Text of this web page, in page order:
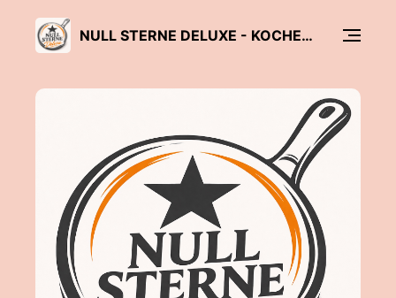
NULL STERNE DELUXE - KOCHEN, ABER LECKER!